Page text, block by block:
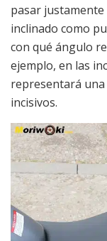
pasar
inclinado como
con qué ángulo
ejemplo, en las
representará
incisivos.